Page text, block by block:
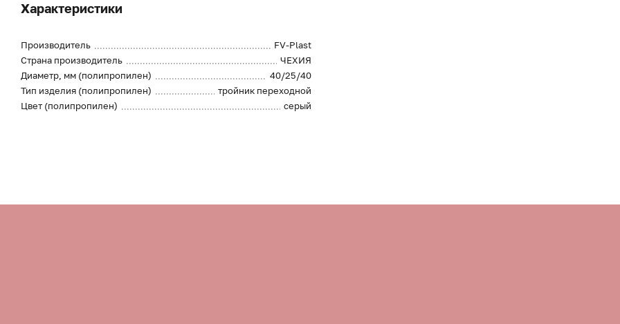
Характеристики
Производитель
FV-Plast
Страна производитель
ЧЕХИЯ
Диаметр, мм (полипропилен)
40/25/40
Тип изделия (полипропилен)
тройник переходной
Цвет (полипропилен)
серый